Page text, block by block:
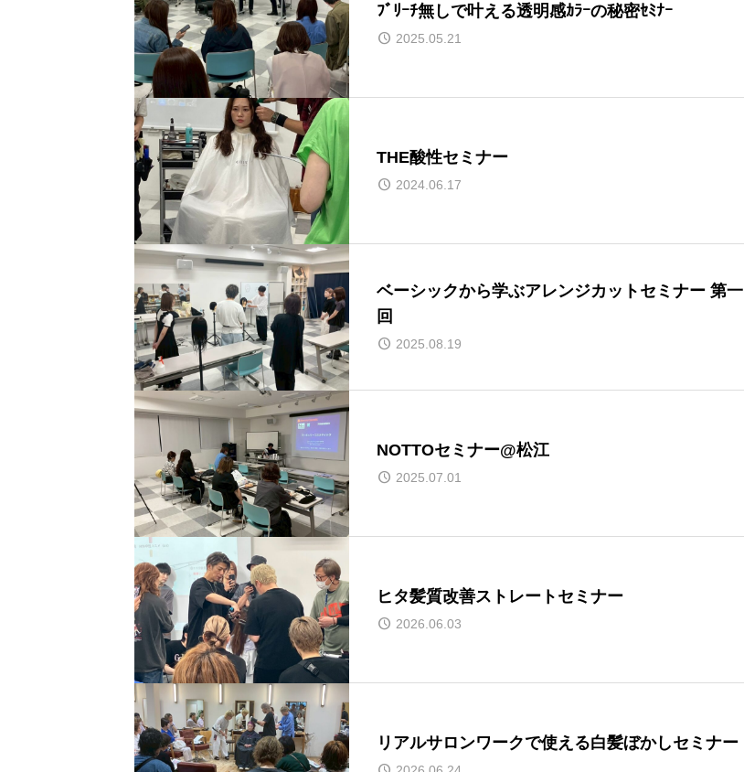
ﾌﾞﾘｰﾁ無しで叶える透明感ｶﾗｰの秘密ｾﾐﾅｰ
2025.05.21
THE酸性セミナー
2024.06.17
ベーシックから学ぶアレンジカットセミナー 第一
回
2025.08.19
NOTTOセミナー@松江
2025.07.01
ヒタ髪質改善ストレートセミナー
2026.06.03
リアルサロンワークで使える白髪ぼかしセミナー